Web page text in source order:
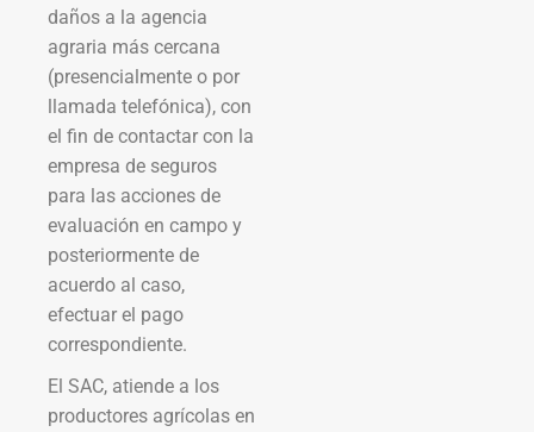
daños a la agencia
agraria más cercana
(presencialmente o por
llamada telefónica), con
el fin de contactar con la
empresa de seguros
para las acciones de
evaluación en campo y
posteriormente de
acuerdo al caso,
efectuar el pago
correspondiente.
El SAC, atiende a los
productores agrícolas en